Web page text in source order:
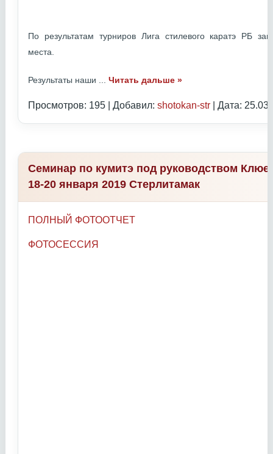
По результатам турниров Лига стилевого каратэ РБ
места.
Результаты наши Читать дальше »
Просмотров: 195 | Добавил: shotokan-str | Дата:
Семинар по кумитэ под руководством
18-20 января 2019 Стерлитамак
ПОЛНЫЙ ФОТООТЧЕТ
ФОТОСЕССИЯ